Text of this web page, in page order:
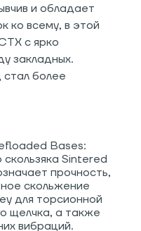
и обладает
ко всему, в этой
с ярко
закладных.
более
Bases:
Sintered
прочность,
скольжение
для торсионной
щелчка, а также
вибраций.